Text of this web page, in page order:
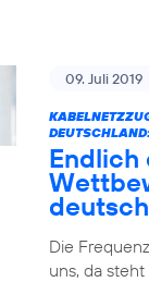
09. Juli 2019
Endlich
Die
uns, da